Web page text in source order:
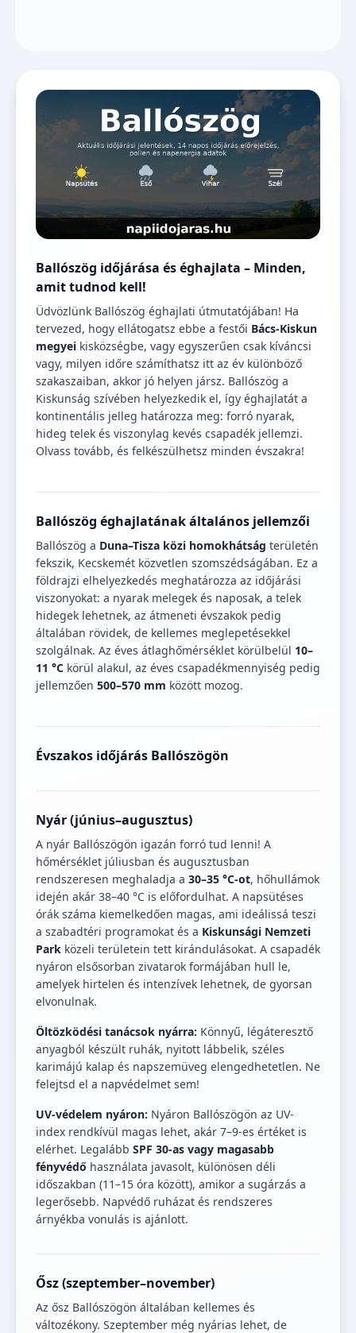
Ballószög időjárása és éghajlata – Minden,
amit tudnod kell!
Üdvözlünk Ballószög éghajlati útmutatójában! Ha
tervezed, hogy ellátogatsz ebbe a festői Bács-Kiskun
megyei kisközségbe, vagy egyszerűen csak kíváncsi
vagy, milyen időre számíthatsz itt az év különböző
szakaszaiban, akkor jó helyen jársz. Ballószög a
Kiskunság szívében helyezkedik el, így éghajlatát a
kontinentális jelleg határozza meg: forró nyarak,
hideg telek és viszonylag kevés csapadék jellemzi.
Olvass tovább, és felkészülhetsz minden évszakra!
Ballószög éghajlatának általános jellemzői
Ballószög a Duna–Tisza közi homokhátság területén
fekszik, Kecskemét közvetlen szomszédságában. Ez a
földrajzi elhelyezkedés meghatározza az időjárási
viszonyokat: a nyarak melegek és naposak, a telek
hidegek lehetnek, az átmeneti évszakok pedig
általában rövidek, de kellemes meglepetésekkel
szolgálnak. Az éves átlaghőmérséklet körülbelül 10–
11 °C körül alakul, az éves csapadékmennyiség pedig
jellemzően 500–570 mm között mozog.
Évszakos időjárás Ballószögön
Nyár (június–augusztus)
A nyár Ballószögön igazán forró tud lenni! A
hőmérséklet júliusban és augusztusban
rendszeresen meghaladja a 30–35 °C-ot, hőhullámok
idején akár 38–40 °C is előfordulhat. A napsütéses
órák száma kiemelkedően magas, ami ideálissá teszi
a szabadtéri programokat és a Kiskunsági Nemzeti
Park közeli területein tett kirándulásokat. A csapadék
nyáron elsősorban zivatarok formájában hull le,
amelyek hirtelen és intenzívek lehetnek, de gyorsan
elvonulnak.
Öltözködési tanácsok nyárra: Könnyű, légáteresztő
anyagból készült ruhák, nyitott lábbelik, széles
karimájú kalap és napszemüveg elengedhetetlen. Ne
felejtsd el a napvédelmet sem!
UV-védelem nyáron: Nyáron Ballószögön az UV-
index rendkívül magas lehet, akár 7–9-es értéket is
elérhet. Legalább SPF 30-as vagy magasabb
fényvédő használata javasolt, különösen déli
időszakban (11–15 óra között), amikor a sugárzás a
legerősebb. Napvédő ruházat és rendszeres
árnyékba vonulás is ajánlott.
Ősz (szeptember–november)
Az ősz Ballószögön általában kellemes és
változékony. Szeptember még nyárias lehet, de